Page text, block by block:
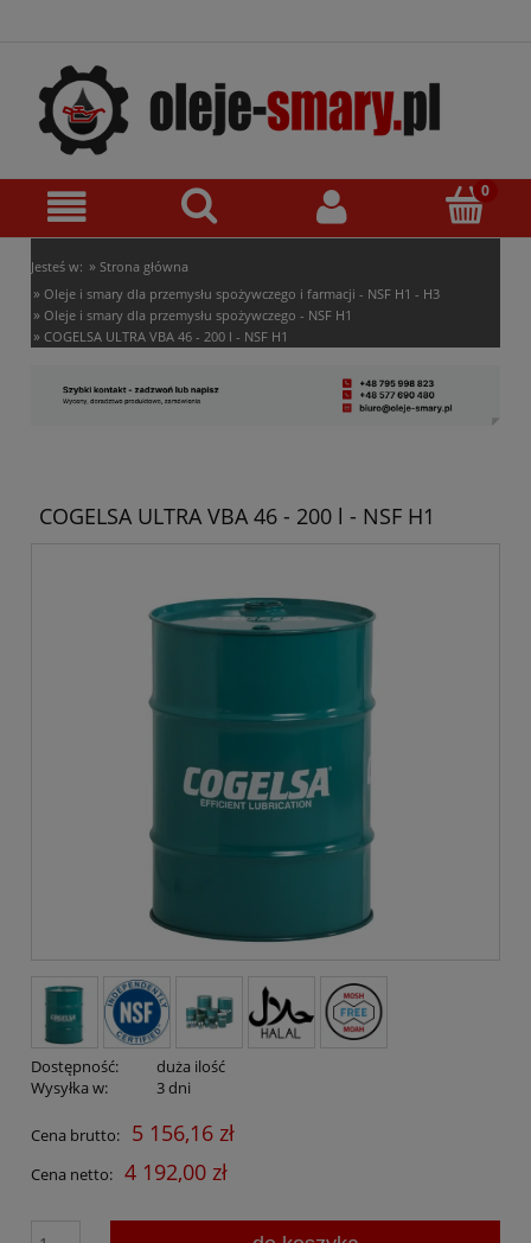
Jesteś w: » Strona główna
» Oleje i smary dla przemysłu spożywczego i farmacji - NSF H1 - H3
» Oleje i smary dla przemysłu spożywczego - NSF H1
» COGELSA ULTRA VBA 46 - 200 l - NSF H1
COGELSA ULTRA VBA 46 - 200 l - NSF H1
Dostępność:
duża ilość
Wysyłka w:
3 dni
Cena brutto: 5 156,16 zł
Cena netto: 4 192,00 zł